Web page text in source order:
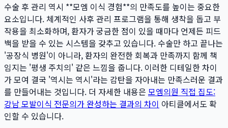
수술 후 관리 역시 **모엠 이식 경험**의 만족도를 높이는 중요한
요소입니다. 체계적인 사후 관리 프로그램을 통해 생착을 돕고 부
작용을 최소화하며, 환자가 궁금한 점이 있을 때마다 언제든 피드
백을 받을 수 있는 시스템을 갖추고 있습니다. 수술만 하고 끝나는
'공장식 병원'이 아니라, 환자의 완전한 회복과 만족까지 함께 책
임지는 '평생 주치의' 같은 느낌을 줍니다. 이러한 디테일한 차이
가 모여 결국 '역시는 역시'라는 감탄을 자아내는 만족스러운 결과
를 만들어내는 것입니다. 더 자세한 내용은 모엠의원 직접 집도:
강남 모발이식 전문의가 완성하는 결과의 차이 아티클에서도 확
인할 수 있습니다.